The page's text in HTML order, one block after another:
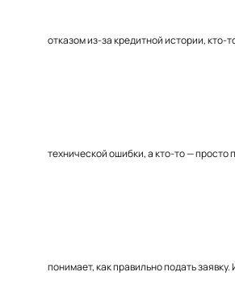
отказом из-за кредитной истории, кто-
технической ошибки, а кто-то — просто
понимает, как правильно подать